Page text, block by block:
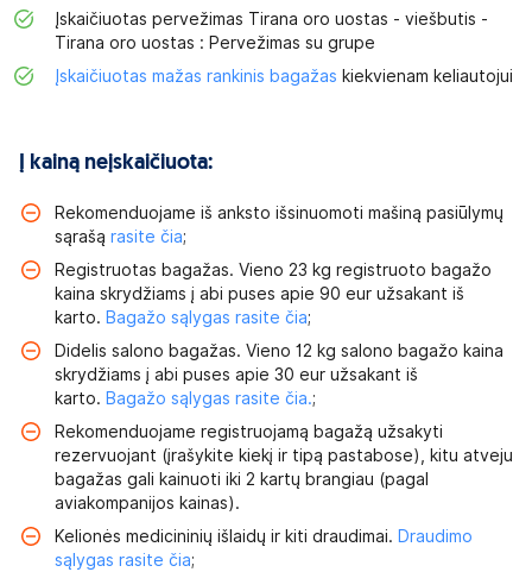
Įskaičiuotas pervežimas Tirana oro uostas - viešbutis -
Tirana oro uostas : Pervežimas su grupe
Įskaičiuotas mažas rankinis bagažas kiekvienam keliautojui
Į kainą neįskaičiuota:
Rekomenduojame iš anksto išsinuomoti mašiną pasiūlymų
sąrašą rasite čia;
Registruotas bagažas. Vieno 23 kg registruoto bagažo
kaina skrydžiams į abi puses apie 90 eur užsakant iš
karto. Bagažo sąlygas rasite čia;
Didelis salono bagažas. Vieno 12 kg salono bagažo kaina
skrydžiams į abi puses apie 30 eur užsakant iš
karto. Bagažo sąlygas rasite čia.;
Rekomenduojame registruojamą bagažą užsakyti
rezervuojant (įrašykite kiekį ir tipą pastabose), kitu atveju
bagažas gali kainuoti iki 2 kartų brangiau (pagal
aviakompanijos kainas).
Kelionės medicininių išlaidų ir kiti draudimai. Draudimo
sąlygas rasite čia;